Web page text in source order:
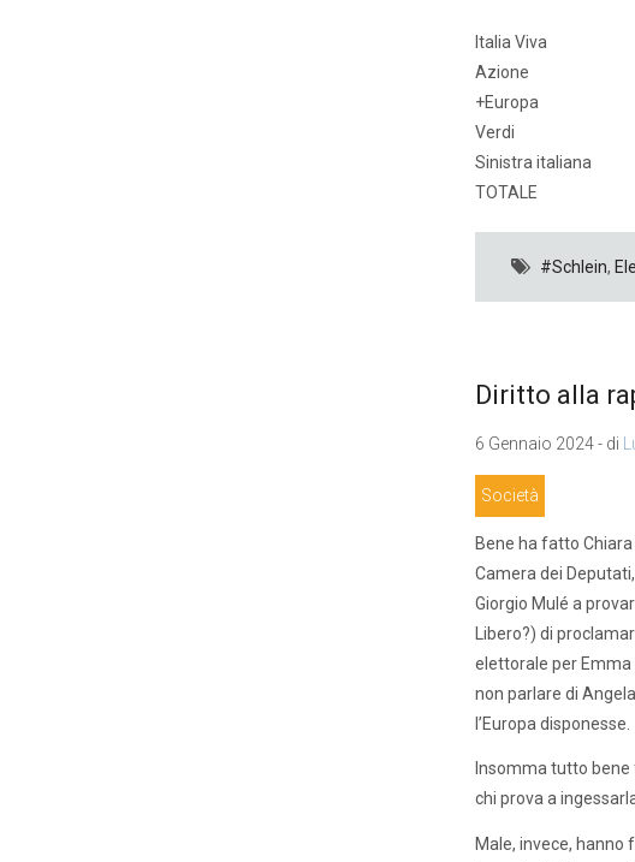
Italia Viva
Azione
+Europa
Verdi
Sinistra italiana
TOTALE
#Schlein,
Diritto alla
6 Gennaio 2024 - di
Società
Bene ha fatto
Camera dei
Giorgio Mulé a
Libero?) di
elettorale per Emma
non parlare di
l’Europa disponesse.
Insomma tutto bene
chi prova a
Male, invece, hanno